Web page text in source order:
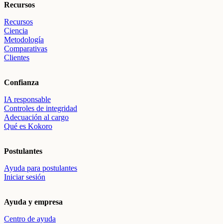
Recursos
Recursos
Ciencia
Metodología
Comparativas
Clientes
Confianza
IA responsable
Controles de integridad
Adecuación al cargo
Qué es Kokoro
Postulantes
Ayuda para postulantes
Iniciar sesión
Ayuda y empresa
Centro de ayuda